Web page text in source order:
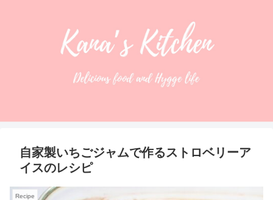
自家製いちごジャムで作るストロベリーア
イスのレシピ
Recipe